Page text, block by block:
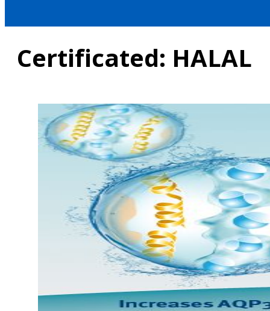
Certificated: HALAL